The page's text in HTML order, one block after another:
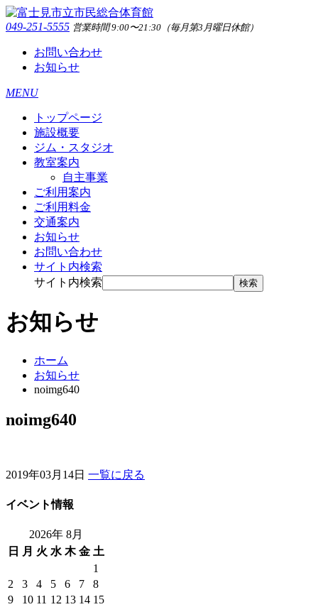
049-251-5555 営業時間 9:00〜21:30（毎月第3月曜日休館）
お問い合わせ
お知らせ
MENU
トップページ
施設概要
ジム・スタジオ
教室案内
自主事業
ご利用案内
ご利用料金
交通案内
お知らせ
お問い合わせ
サイト内検索
サイト内検索
検索
お知らせ
ホーム
お知らせ
noimg640
noimg640
2019年03月14日 一覧に戻る
イベント情報
2026年 8月
日
月 火 水 木 金 土
1
2
3 4 5 6 7
8
9
10 11 12 13 14 15